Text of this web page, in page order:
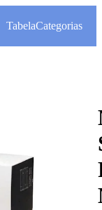
TabelaCategorias